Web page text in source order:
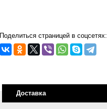
Поделиться страницей в соцсетях:
Доставка